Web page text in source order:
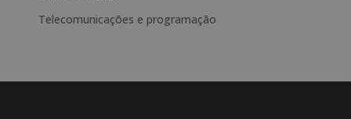
Telecomunicações e programação